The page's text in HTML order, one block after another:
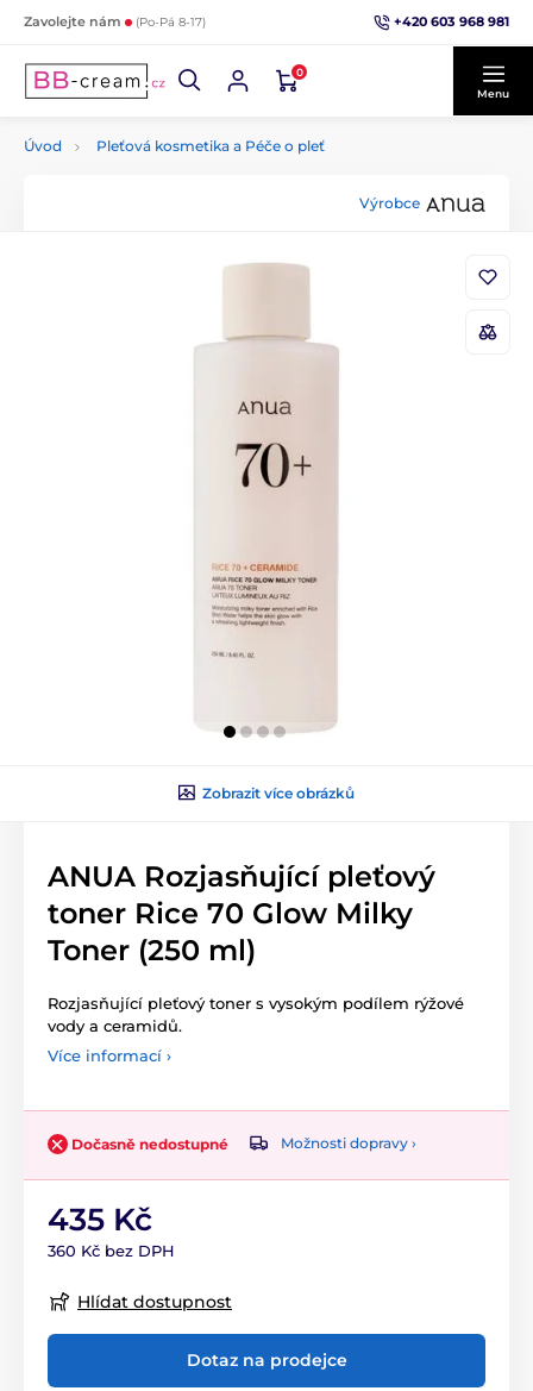
Zavolejte nám (Po-Pá 8-17) +420 603 968 981
0
Menu
Úvod Pleťová kosmetika a Péče o pleť
Výrobce
Zobrazit více obrázků
ANUA Rozjasňující pleťový
toner Rice 70 Glow Milky
Toner (250 ml)
Rozjasňující pleťový toner s vysokým podílem rýžové
vody a ceramidů.
Více informací ›
Dočasně nedostupné Možnosti dopravy ›
435 Kč
360 Kč bez DPH
Hlídat dostupnost
Dotaz na prodejce